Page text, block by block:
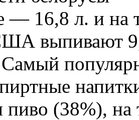
— 16,8 л. и на
выпивают
Самый
пиво (38%),